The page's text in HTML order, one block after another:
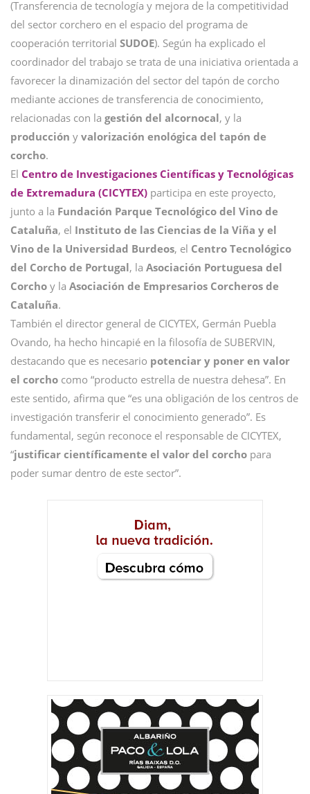
(Transferencia de tecnología y mejora de la competitividad
del sector corchero en el espacio del programa de
cooperación territorial SUDOE). Según ha explicado el
coordinador del trabajo se trata de una iniciativa orientada a
favorecer la dinamización del sector del tapón de corcho
mediante acciones de transferencia de conocimiento,
relacionadas con la gestión del alcornocal, y la
producción y valorización enológica del tapón de
corcho.
El Centro de Investigaciones Científicas y Tecnológicas
de Extremadura (CICYTEX) participa en este proyecto,
junto a la Fundación Parque Tecnológico del Vino de
Cataluña, el Instituto de las Ciencias de la Viña y el
Vino de la Universidad Burdeos, el Centro Tecnológico
del Corcho de Portugal, la Asociación Portuguesa del
Corcho y la Asociación de Empresarios Corcheros de
Cataluña.
También el director general de CICYTEX, Germán Puebla
Ovando, ha hecho hincapié en la filosofía de SUBERVIN,
destacando que es necesario potenciar y poner en valor
el corcho como “producto estrella de nuestra dehesa”. En
este sentido, afirma que “es una obligación de los centros de
investigación transferir el conocimiento generado”. Es
fundamental, según reconoce el responsable de CICYTEX,
“justificar científicamente el valor del corcho para
poder sumar dentro de este sector”.